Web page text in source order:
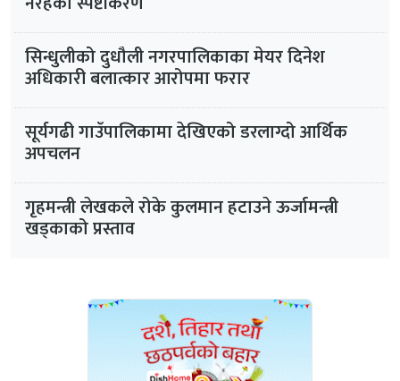
सिन्धुलीको दुधौली नगरपालिकाका मेयर दिनेश
अधिकारी बलात्कार आरोपमा फरार
सूर्यगढी गाउँपालिकामा देखिएको डरलाग्दो आर्थिक
अपचलन
गृहमन्त्री लेखकले रोके कुलमान हटाउने ऊर्जामन्त्री
खड्काको प्रस्ताव